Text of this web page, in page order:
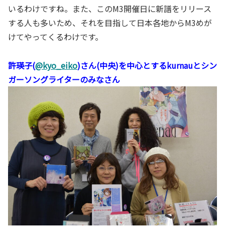
いるわけですね。また、このM3開催日に新譜をリリース
する人も多いため、それを目指して日本各地からM3めが
けてやってくるわけです。
許瑛子(@kyo_eiko)さん(中央)を中心とするkurnauとシン
ガーソングライターのみなさん